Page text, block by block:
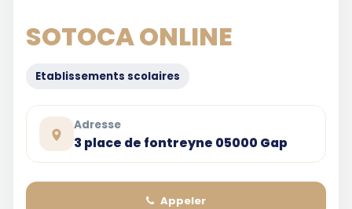
SOTOCA ONLINE
Etablissements scolaires
Adresse
3 place de fontreyne 05000 Gap
Appeler